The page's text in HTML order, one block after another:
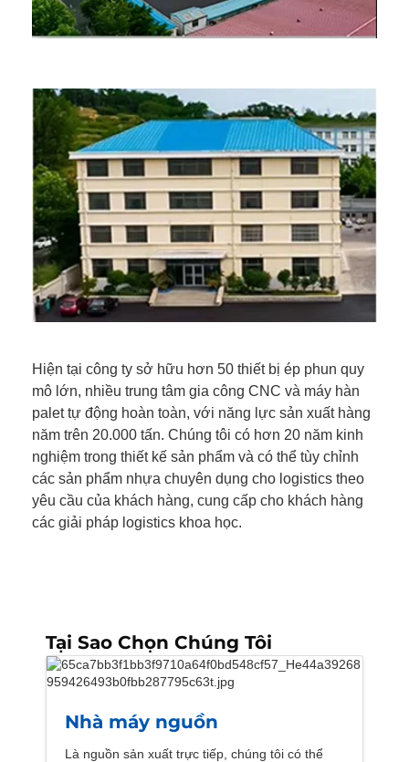
Hiện tại công ty sở hữu hơn 50 thiết bị ép phun quy
mô lớn, nhiều trung tâm gia công CNC và máy hàn
palet tự động hoàn toàn, với năng lực sản xuất hàng
năm trên 20.000 tấn. Chúng tôi có hơn 20 năm kinh
nghiệm trong thiết kế sản phẩm và có thể tùy chỉnh
các sản phẩm nhựa chuyên dụng cho logistics theo
yêu cầu của khách hàng, cung cấp cho khách hàng
các giải pháp logistics khoa học.
Tại Sao Chọn Chúng Tôi
Nhà máy nguồn
Là nguồn sản xuất trực tiếp, chúng tôi có thể